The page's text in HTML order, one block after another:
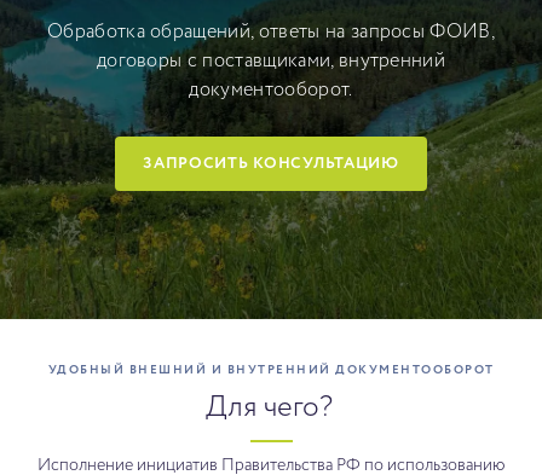
Обработка обращений, ответы на запросы ФОИВ,
договоры с поставщиками, внутренний
документооборот.
ЗАПРОСИТЬ КОНСУЛЬТАЦИЮ
УДОБНЫЙ ВНЕШНИЙ И ВНУТРЕННИЙ ДОКУМЕНТООБОРОТ
Для чего?
Исполнение инициатив Правительства РФ по использованию